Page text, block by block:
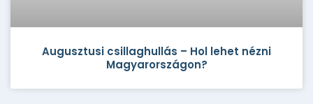
Augusztusi csillaghullás – Hol lehet nézni
Magyarországon?